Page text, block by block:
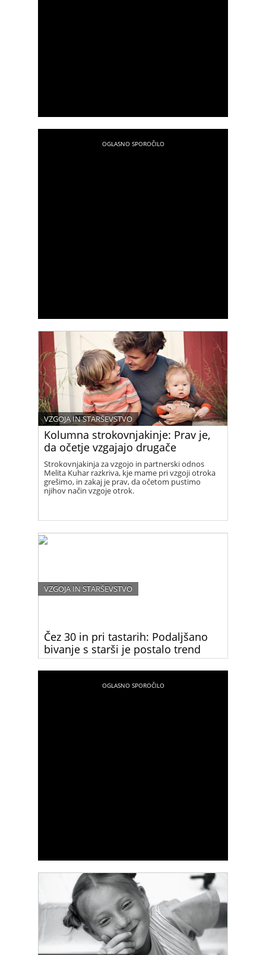
Kolumna strokovnjakinje: Prav je,
da očetje vzgajajo drugače
VZGOJA IN STARŠEVSTVO
Strokovnjakinja za vzgojo in partnerski odnos
Melita Kuhar razkriva, kje mame pri vzgoji otroka
grešimo, in zakaj je prav, da očetom pustimo
njihov način vzgoje otrok.
Čez 30 in pri tastarih: Podaljšano
bivanje s starši je postalo trend
VZGOJA IN STARŠEVSTVO
zapustijo”družinskega gnezda” in zakaj bi ga